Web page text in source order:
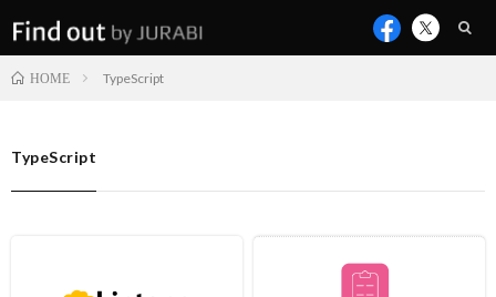
HOME TypeScript
TypeScript